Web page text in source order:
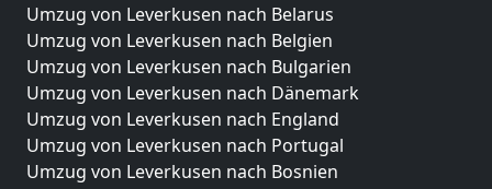
Umzug von Leverkusen nach Belarus
Umzug von Leverkusen nach Belgien
Umzug von Leverkusen nach Bulgarien
Umzug von Leverkusen nach Dänemark
Umzug von Leverkusen nach England
Umzug von Leverkusen nach Portugal
Umzug von Leverkusen nach Bosnien